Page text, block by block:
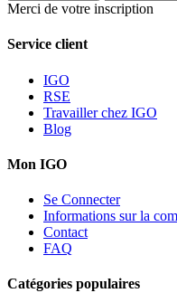
Merci de votre inscription
Service client
IGO
RSE
Travailler chez IGO
Blog
Mon IGO
Se Connecter
Informations sur la
Contact
FAQ
Catégories populaires